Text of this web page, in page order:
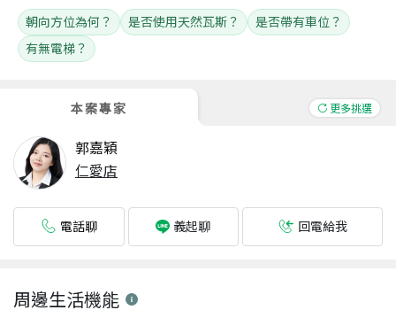
本案專家 更多挑選
郭嘉穎
仁愛店
電話聊 義起聊 回電給我
朝向方位為何？ 是否使用天然瓦斯？
是否帶有車位？
有無電梯？
周邊生活機能